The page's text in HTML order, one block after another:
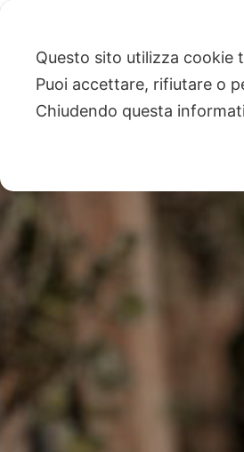
Questo sito utilizza cookie
Puoi accettare, rifiutare o
Chiudendo questa